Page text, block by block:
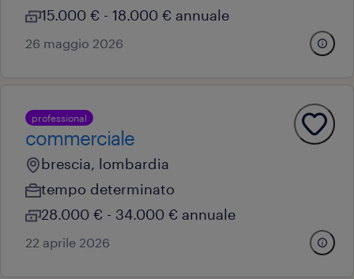
15.000 € - 18.000 € annuale
26 maggio 2026
professional
commerciale
brescia, lombardia
tempo determinato
28.000 € - 34.000 € annuale
22 aprile 2026